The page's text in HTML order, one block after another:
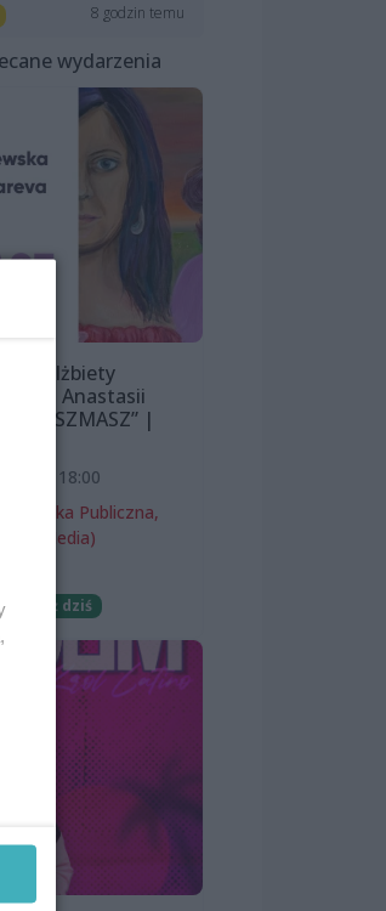
8 godzin temu
wydarzenia
Elżbiety
i Anastasii
„MISZMASZ” |
2026, 18:00
Publiczna,
(ProMedia)
Już dziś